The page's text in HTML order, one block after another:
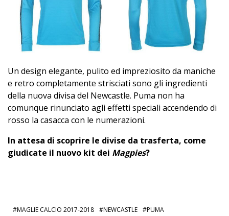
Un design elegante, pulito ed impreziosito da maniche
e retro completamente strisciati sono gli ingredienti
della nuova divisa del Newcastle. Puma non ha
comunque rinunciato agli effetti speciali accendendo di
rosso la casacca con le numerazioni.
In attesa di scoprire le divise da trasferta, come
giudicate il nuovo kit dei Magpies?
MAGLIE CALCIO 2017-2018 NEWCASTLE PUMA